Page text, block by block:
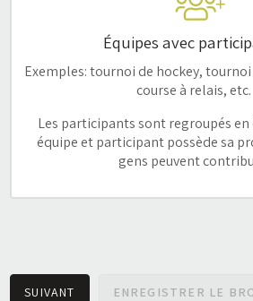
Équipes avec
Exemples: tournoi de hockey, tournoi
course à relais, etc.
Les participants sont regroupés en
équipe et participant possède sa
gens peuvent
SUIVANT ENREGISTRER LE